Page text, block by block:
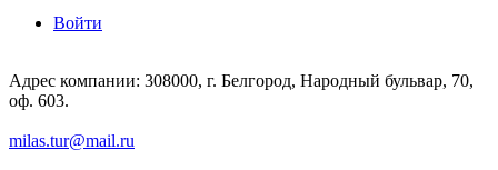
Войти
Адрес компании: 308000, г. Белгород, Народный бульвар, 70,
оф. 603.
milas.tur@mail.ru